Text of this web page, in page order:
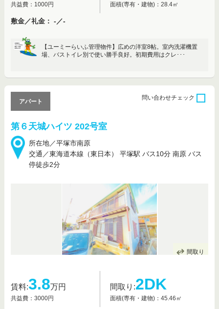
共益費：1000円 面積(専有・建物)：28.4㎡
敷金／礼金： -／-
【ユーミーらいふ管理物件】広めの洋室8帖。室内洗濯機置
場、バストイレ別で使い勝手良好。初期費用はクレ･･･
第６天城ハイツ 202号室
所在地／平塚市南原
交通／東海道本線（東日本） 平塚駅 バス10分 南原 バス
停徒歩2分
アパート
問い合わせチェック
間取り
賃料:3.8万円
共益費：3000円
間取り:2DK
面積(専有・建物)：45.46㎡